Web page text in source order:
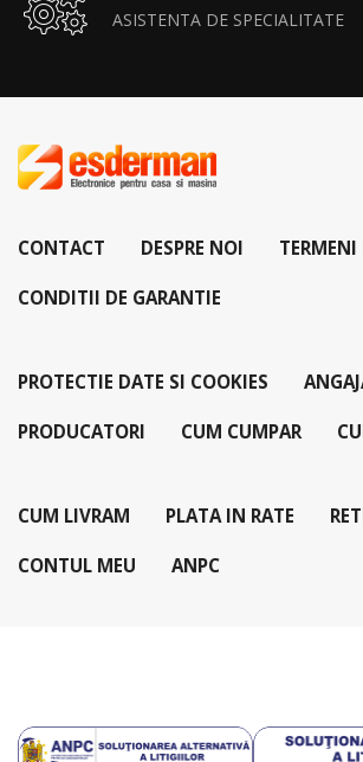
ASISTENTA DE SPECIALITATE
CONTACT DESPRE NOI
CONDITII DE GARANTIE
PROTECTIE DATE SI COOKIES
PRODUCATORI CUM CUMPAR
CUM LIVRAM PLATA IN RATE
CONTUL MEU ANPC